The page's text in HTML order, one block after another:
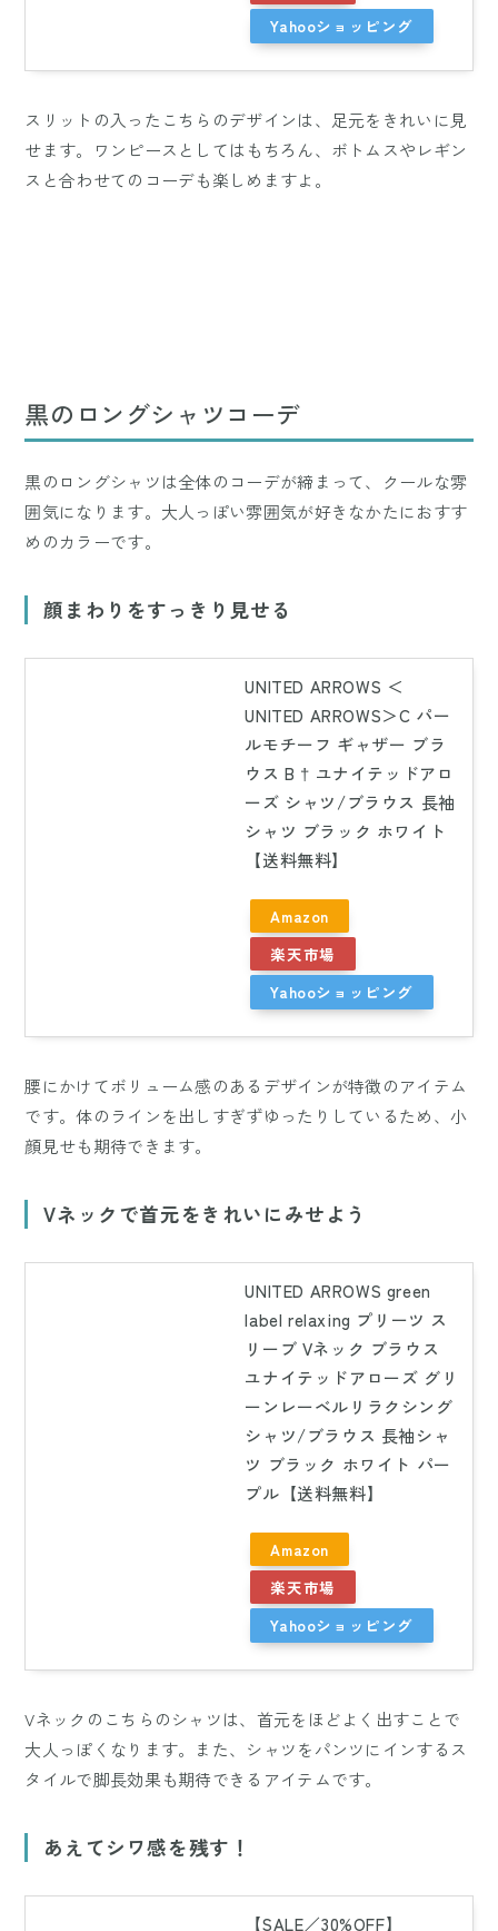
Yahooショッピング
スリットの入ったこちらのデザインは、足元をきれいに見
せます。ワンピースとしてはもちろん、ボトムスやレギン
スと合わせてのコーデも楽しめますよ。
黒のロングシャツコーデ
黒のロングシャツは全体のコーデが締まって、クールな雰
囲気になります。大人っぽい雰囲気が好きなかたにおすす
めのカラーです。
顔まわりをすっきり見せる
UNITED ARROWS ＜
UNITED ARROWS＞C パー
ルモチーフ ギャザー ブラ
ウス B † ユナイテッドアロ
ーズ シャツ/ブラウス 長袖
シャツ ブラック ホワイト
【送料無料】
Amazon
楽天市場
Yahooショッピング
腰にかけてボリューム感のあるデザインが特徴のアイテム
です。体のラインを出しすぎずゆったりしているため、小
顔見せも期待できます。
Vネックで首元をきれいにみせよう
UNITED ARROWS green
label relaxing プリーツ ス
リーブ Vネック ブラウス
ユナイテッドアローズ グリ
ーンレーベルリラクシング
シャツ/ブラウス 長袖シャ
ツ ブラック ホワイト パー
プル【送料無料】
Amazon
楽天市場
Yahooショッピング
Vネックのこちらのシャツは、首元をほどよく出すことで
大人っぽくなります。また、シャツをパンツにインするス
タイルで脚長効果も期待できるアイテムです。
あえてシワ感を残す！
【SALE／30%OFF】